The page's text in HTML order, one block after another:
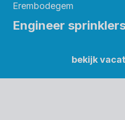
Erembodegem
Engineer
bekijk